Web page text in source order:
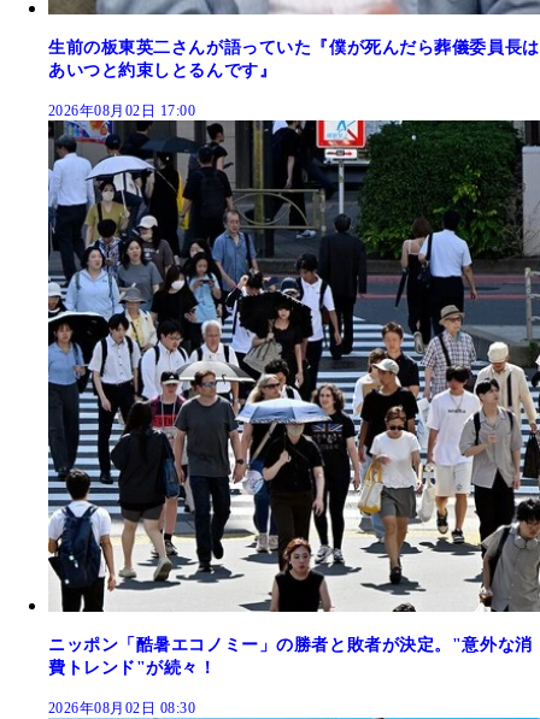
生前の板東英二さんが語っていた『僕が死んだら葬儀委員長は
あいつと約束しとるんです』
2026年08月02日 17:00
ニッポン「酷暑エコノミー」の勝者と敗者が決定。"意外な消
費トレンド"が続々！
2026年08月02日 08:30